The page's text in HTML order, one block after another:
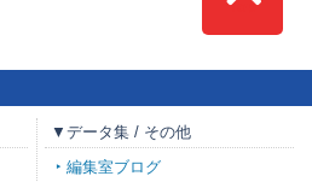
Top
▼データ集 / その他
編集室ブログ